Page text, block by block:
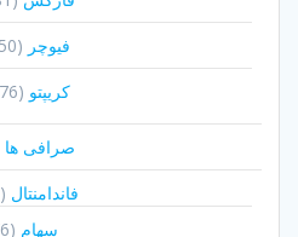
فیوچر (650)
کریپتو (276)
صرافی ها
فاندامنتال (11)
سهام (6)